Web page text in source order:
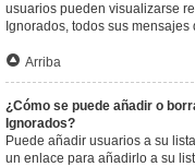
usuarios pueden visualizarse
Ignorados, todos sus
Arriba
¿Cómo se puede añadir o
Ignorados?
Puede añadir usuarios a su
un enlace para añadirlo a su